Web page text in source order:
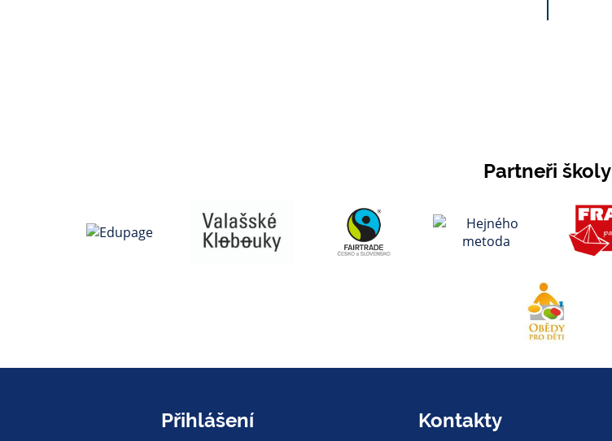
Partneři školy
Přihlášení Kontakty